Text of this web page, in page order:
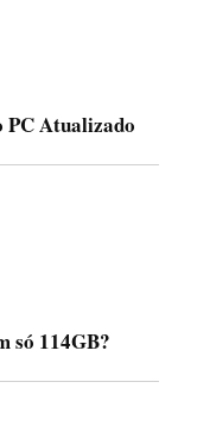
PC Atualizado
só 114GB?